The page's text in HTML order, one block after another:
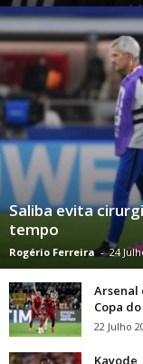
Saliba evita
tempo
Rogério Ferreira - 24
Arsenal
Copa
22 Julho